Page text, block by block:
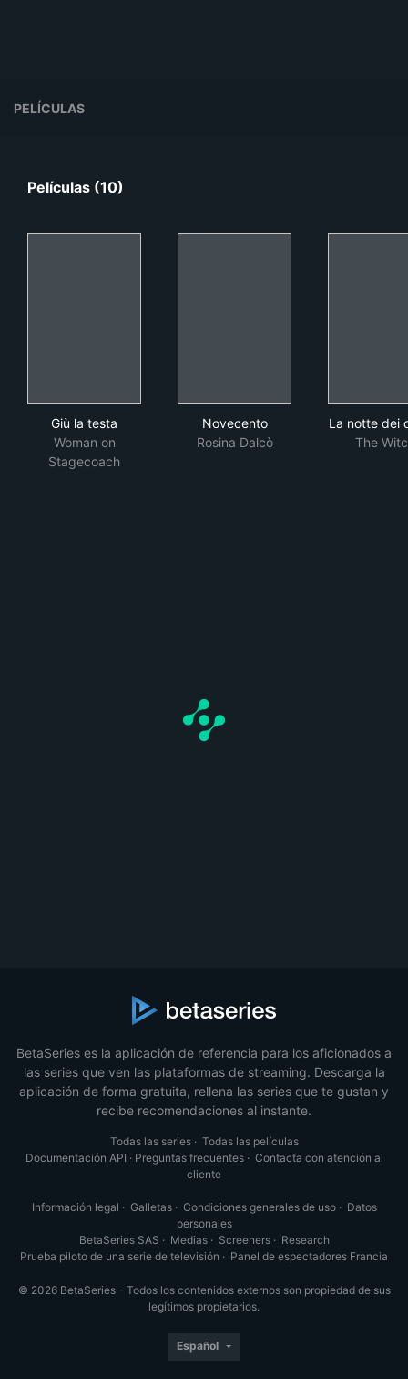
PELÍCULAS
Películas (10)
Giù la testa
Woman on
Stagecoach
Novecento
Rosina Dalcò
La notte dei
The
BetaSeries es la aplicación de referencia para los aficionados a
las series que ven las plataformas de streaming. Descarga la
aplicación de forma gratuita, rellena las series que te gustan y
recibe recomendaciones al instante.
Todas las series· Todas las películas
Documentación API · Preguntas frecuentes· Contacta con atención al
cliente
Información legal · Galletas· Condiciones generales de uso· Datos
personales
BetaSeries SAS · Medias· Screeners· Research
Prueba piloto de una serie de televisión · Panel de espectadores Francia
© 2026 BetaSeries - Todos los contenidos externos son propiedad de sus
legítimos propietarios.
Español